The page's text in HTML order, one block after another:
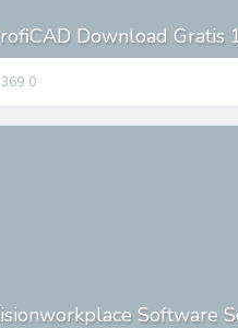
Download Gratis
369 0
Software